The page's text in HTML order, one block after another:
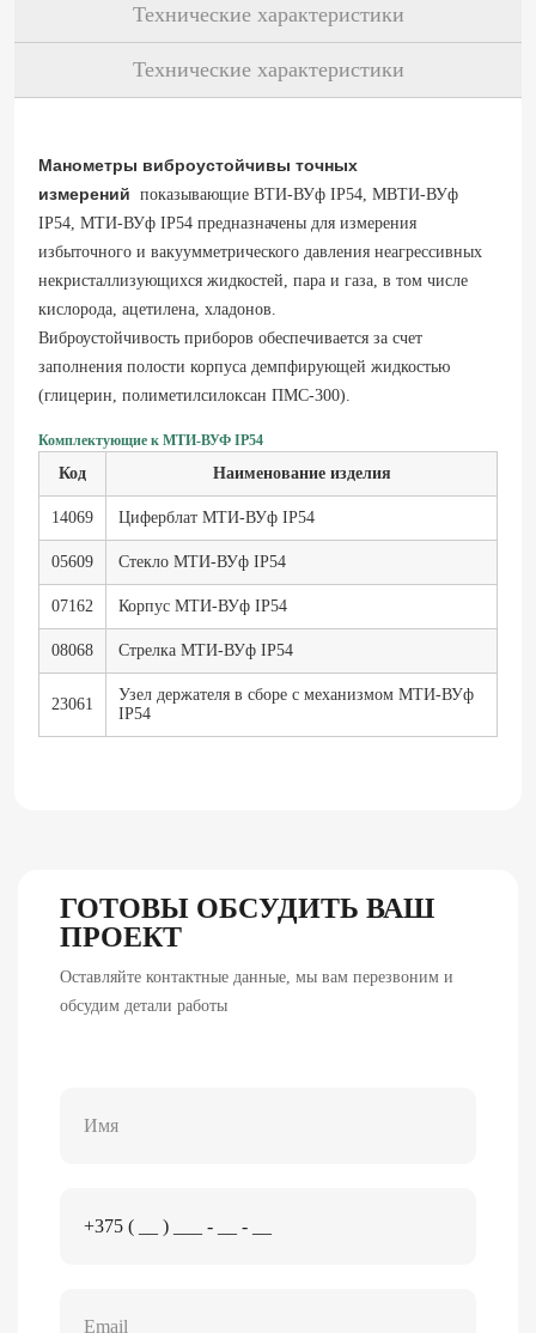
Технические характеристики
Технические характеристики
Манометры виброустойчивы точных
измерений показывающие ВТИ-ВУф IP54, МВТИ-ВУф
IP54, МТИ-ВУф IP54 предназначены для измерения
избыточного и вакуумметрического давления неагрессивных
некристаллизующихся жидкостей, пара и газа, в том числе
кислорода, ацетилена, хладонов.
Виброустойчивость приборов обеспечивается за счет
заполнения полости корпуса демпфирующей жидкостью
(глицерин, полиметилсилоксан ПМС-300).
Комплектующие к МТИ-ВУФ IP54
Код Наименование изделия
14069 Циферблат МТИ-ВУф IP54
05609 Стекло МТИ-ВУф IP54
07162 Корпус МТИ-ВУф IP54
08068 Стрелка МТИ-ВУф IP54
23061
Узел держателя в сборе с механизмом МТИ-ВУф
IP54
ГОТОВЫ ОБСУДИТЬ ВАШ
ПРОЕКТ
Оставляйте контактные данные, мы вам перезвоним и
обсудим детали работы